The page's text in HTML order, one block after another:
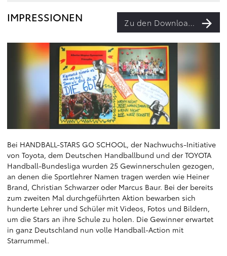
IMPRESSIONEN Zu den Downloads
Bei HANDBALL-STARS GO SCHOOL, der Nachwuchs-Initiative
von Toyota, dem Deutschen Handballbund und der TOYOTA
Handball-Bundesliga wurden 25 Gewinnerschulen gezogen,
an denen die Sportlehrer Namen tragen werden wie Heiner
Brand, Christian Schwarzer oder Marcus Baur. Bei der bereits
zum zweiten Mal durchgeführten Aktion bewarben sich
hunderte Lehrer und Schüler mit Videos, Fotos und Bildern,
um die Stars an ihre Schule zu holen. Die Gewinner erwartet
in ganz Deutschland nun volle Handball-Action mit
Starrummel.